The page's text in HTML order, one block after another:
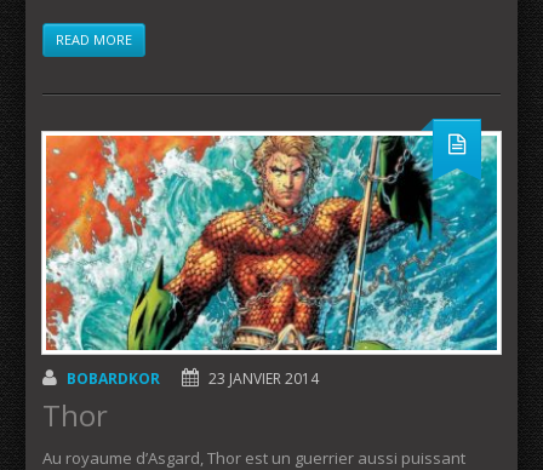
READ MORE
BOBARDKOR 23 JANVIER 2014
Thor
Au royaume d’Asgard, Thor est un guerrier aussi puissant